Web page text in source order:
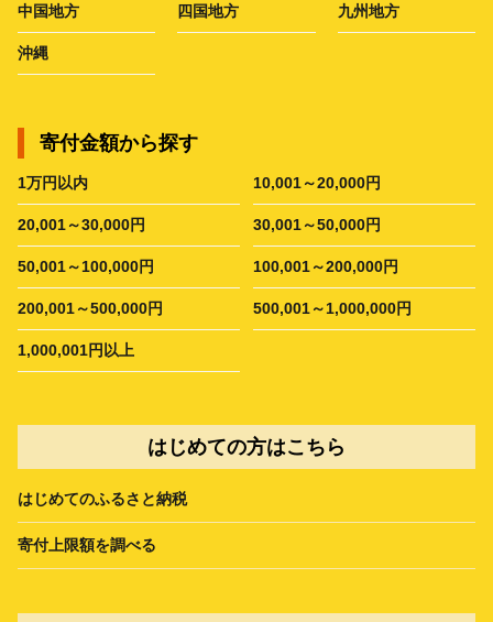
中国地方 四国地方 九州地方
沖縄
寄付金額から探す
1万円以内 10,001～20,000円
20,001～30,000円 30,001～50,000円
50,001～100,000円 100,001～200,000円
200,001～500,000円 500,001～1,000,000円
1,000,001円以上
はじめての方はこちら
はじめてのふるさと納税
寄付上限額を調べる